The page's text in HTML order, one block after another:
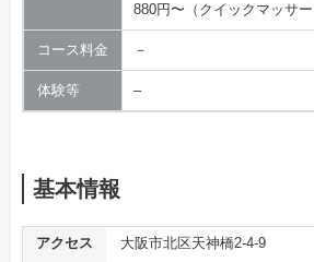
880円〜（クイックマッサー
コース料金 －
体験等 –
基本情報
アクセス
大阪市北区天神橋2-4-9